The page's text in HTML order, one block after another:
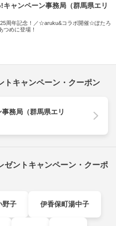
ャンペーン事務局（群馬県エリ
周年記念！／☆aruku&コラボ開催☆ぽたろ
つめに登場！
トキャンペーン・クーポン
務局（群馬県エリ
ゼントキャンペーン・クーポ
野子 伊香保町湯中子